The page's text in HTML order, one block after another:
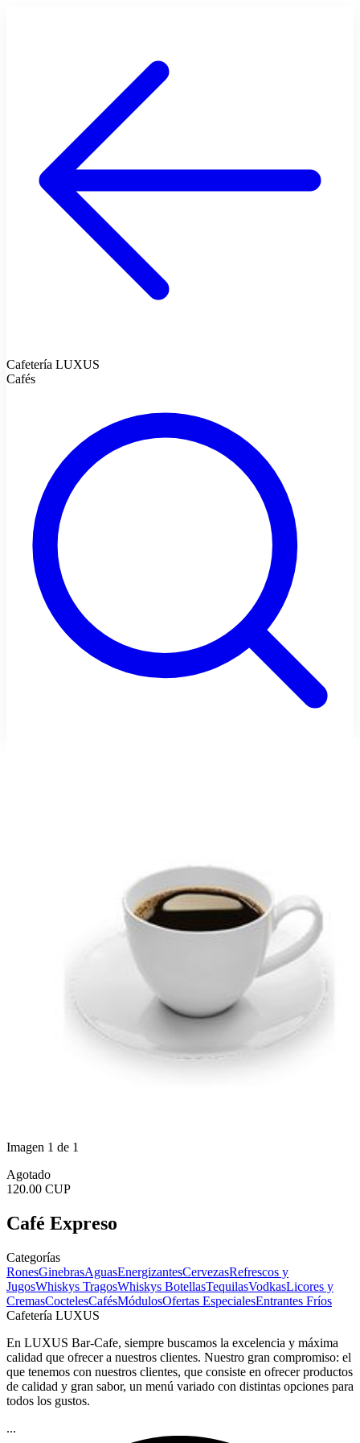
Cafetería LUXUS
Cafés
Imagen 1 de 1
Agotado
120.00 CUP
Café Expreso
Categorías
RonesGinebrasAguasEnergizantesCervezasRefrescos y
JugosWhiskys TragosWhiskys BotellasTequilasVodkasLicores y
CremasCoctelesCafésMódulosOfertas EspecialesEntrantes Fríos
Cafetería LUXUS
En LUXUS Bar-Cafe, siempre buscamos la excelencia y máxima
calidad que ofrecer a nuestros clientes. Nuestro gran compromiso: el
que tenemos con nuestros clientes, que consiste en ofrecer productos
de calidad y gran sabor, un menú variado con distintas opciones para
todos los gustos.
...